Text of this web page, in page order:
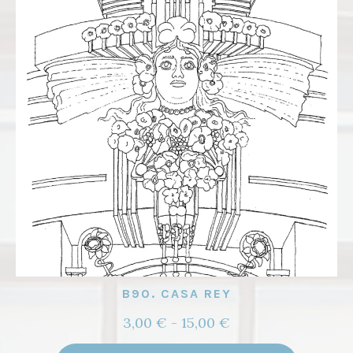
se
pueden
elegir
en
la
B90. CASA REY
3,00 € - 15,00 €
de